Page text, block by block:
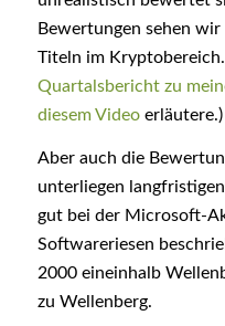
Bewertungen sehen wir
Titeln im
Quartalsbericht zu
diesem Videoerläutere.)
Aber auch die
unterliegen
gut bei der Microsoft-
Softwareriesen
2000 eineinhalb
zu Wellenberg.